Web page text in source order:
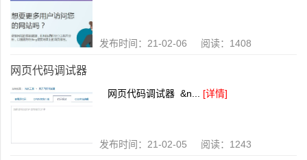
发布时间：21-02-06 阅读：1408
网页代码调试器
网页代码调试器 &n... [详情]
发布时间：21-02-05 阅读：1243